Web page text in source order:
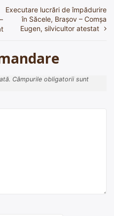
Executare lucrări de împădurire
în Săcele, Brașov – Comșa
Eugen, silvicultor atestat
Câmpurile obligatorii sunt